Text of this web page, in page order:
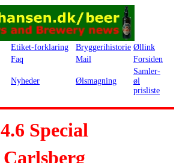
Etiket-forklaring Bryggerihistorie Øllink
Faq Mail Forsiden
Nyheder Ølsmagning
Samler-
øl
prisliste
4.6 Special
Carlsberg